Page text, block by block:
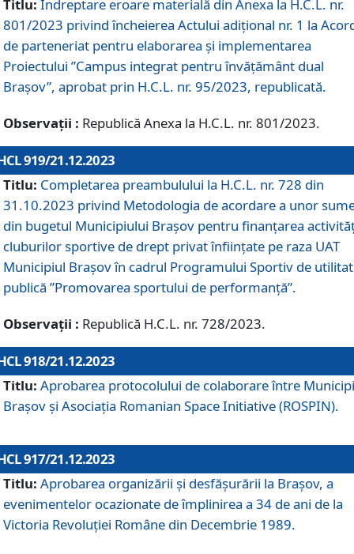
Titlu: Îndreptare eroare materială din Anexa la H.C.L. nr.
801/2023 privind încheierea Actului adițional nr. 1 la
de parteneriat pentru elaborarea și implementarea
Proiectului ”Campus integrat pentru învățământ dual
Brașov”, aprobat prin H.C.L. nr. 95/2023, republicată.
Observații : Republică Anexa la H.C.L. nr. 801/2023.
919/21.12.2023
Titlu: Completarea preambulului la H.C.L. nr. 728 din
31.10.2023 privind Metodologia de acordare a unor
din bugetul Municipiului Brașov pentru finanțarea
cluburilor sportive de drept privat înființate pe raza UAT
Municipiul Brașov în cadrul Programului Sportiv de
publică ”Promovarea sportului de performanță”.
Observații : Republică H.C.L. nr. 728/2023.
918/21.12.2023
Titlu: Aprobarea protocolului de colaborare între
Brașov și Asociația Romanian Space Initiative (ROSPIN).
917/21.12.2023
Titlu: Aprobarea organizării şi desfăşurării la Braşov, a
evenimentelor ocazionate de împlinirea a 34 de ani de la
Victoria Revoluţiei Române din Decembrie 1989.